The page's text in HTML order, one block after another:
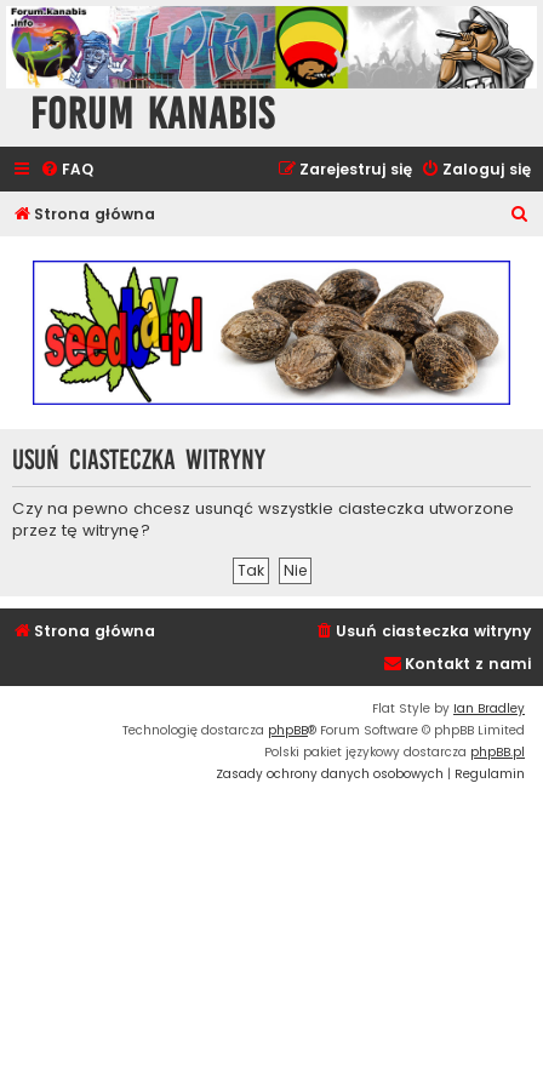
Forum Kanabis
FAQ Zaloguj się
Zarejestruj się
Strona główna
Usuń ciasteczka witryny
Czy na pewno chcesz usunąć wszystkie ciasteczka utworzone
przez tę witrynę?
Strona główna
Usuń ciasteczka witryny
Kontakt z nami
Flat Style by Ian Bradley
Technologię dostarcza phpBB® Forum Software © phpBB Limited
Polski pakiet językowy dostarcza phpBB.pl
Zasady ochrony danych osobowych | Regulamin